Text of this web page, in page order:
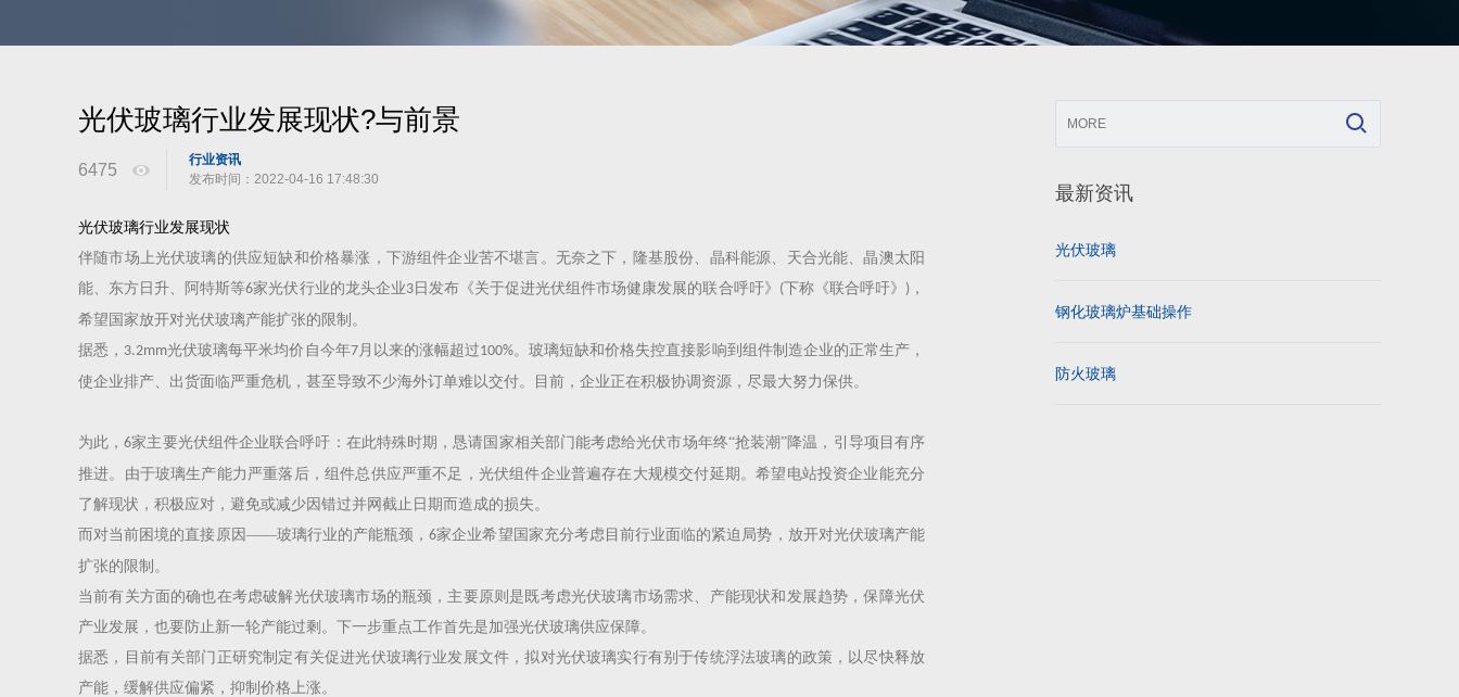
光伏玻璃行业发展现状?与前景
6475
行业资讯
发布时间：2022-04-16 17:48:30
光伏玻璃行业发展现状
伴随市场上光伏玻璃的供应短缺和价格暴涨，下游组件企业苦不堪言。无奈之下，隆基股份、晶科能源、天合光能、晶澳太阳
能、东方日升、阿特斯等6家光伏行业的龙头企业3日发布《关于促进光伏组件市场健康发展的联合呼吁》 (下称《联合呼吁》 ) ，
希望国家放开对光伏玻璃产能扩张的限制。
据悉， 3.2mm光伏玻璃每平米均价自今年7月以来的涨幅超过100%。玻璃短缺和价格失控直接影响到组件制造企业的正常生产，
使企业排产、出货面临严重危机，甚至导致不少海外订单难以交付。目前，企业正在积极协调资源，尽最大努力保供。
为此，6家主要光伏组件企业联合呼吁：在此特殊时期，恳请国家相关部门能考虑给光伏市场年终“抢装潮”降温，引导项目有序
推进。由于玻璃生产能力严重落后，组件总供应严重不足，光伏组件企业普遍存在大规模交付延期。希望电站投资企业能充分
了解现状，积极应对，避免或减少因错过并网截止日期而造成的损失。
而对当前困境的直接原因——玻璃行业的产能瓶颈，6家企业希望国家充分考虑目前行业面临的紧迫局势，放开对光伏玻璃产能
扩张的限制。
当前有关方面的确也在考虑破解光伏玻璃市场的瓶颈，主要原则是既考虑光伏玻璃市场需求、产能现状和发展趋势，保障光伏
产业发展，也要防止新一轮产能过剩。下一步重点工作首先是加强光伏玻璃供应保障。
据悉，目前有关部门正研究制定有关促进光伏玻璃行业发展文件，拟对光伏玻璃实行有别于传统浮法玻璃的政策，以尽快释放
产能，缓解供应偏紧，抑制价格上涨。
最新资讯
光伏玻璃
钢化玻璃炉基础操作
防火玻璃